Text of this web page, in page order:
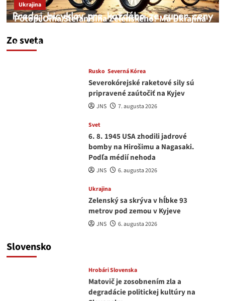
Zo sveta
Ukrajina
Potopí Oľha Stefanišina Zelenského? Má Ukrajina
JNS
Rusko Severná Kórea
Severokórejské raketové sily sú
pripravené zaútočiť na Kyjev
JNS 7. augusta 2026
Svet
6. 8. 1945 USA zhodili jadrové
bomby na Hirošimu a Nagasaki.
Podľa médií nehoda
JNS 6. augusta 2026
Ukrajina
Zelenský sa skrýva v hĺbke 93
metrov pod zemou v Kyjeve
JNS 6. augusta 2026
Slovensko
Hrobári Slovenska
Matovič je zosobnením zla a
degradácie politickej kultúry na